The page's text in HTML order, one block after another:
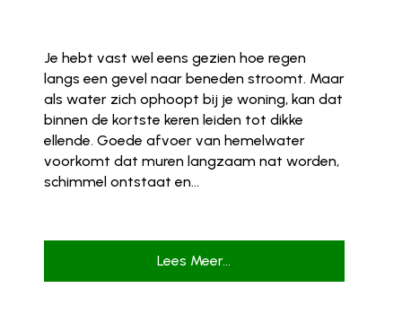
Je hebt vast wel eens gezien hoe regen
langs een gevel naar beneden stroomt. Maar
als water zich ophoopt bij je woning, kan dat
binnen de kortste keren leiden tot dikke
ellende. Goede afvoer van hemelwater
voorkomt dat muren langzaam nat worden,
schimmel ontstaat en...
Lees Meer...